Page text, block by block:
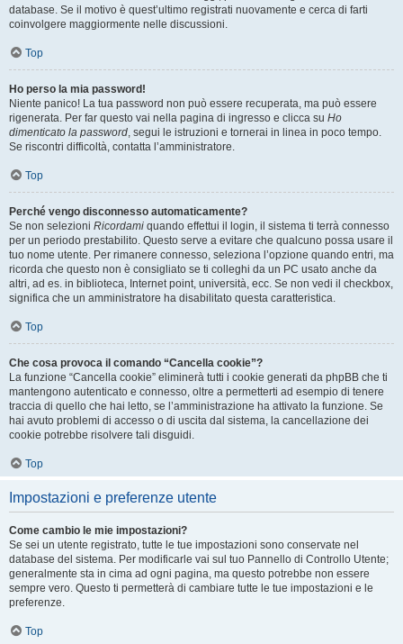
database. Se il motivo è quest’ultimo registrati nuovamente e cerca di farti
coinvolgere maggiormente nelle discussioni.
Top
Ho perso la mia password!
Niente panico! La tua password non può essere recuperata, ma può essere
rigenerata. Per far questo vai nella pagina di ingresso e clicca su Ho
dimenticato la password, segui le istruzioni e tornerai in linea in poco tempo.
Se riscontri difficoltà, contatta l’amministratore.
Top
Perché vengo disconnesso automaticamente?
Se non selezioni Ricordami quando effettui il login, il sistema ti terrà connesso
per un periodo prestabilito. Questo serve a evitare che qualcuno possa usare il
tuo nome utente. Per rimanere connesso, seleziona l’opzione quando entri, ma
ricorda che questo non è consigliato se ti colleghi da un PC usato anche da
altri, ad es. in biblioteca, Internet point, università, ecc. Se non vedi il checkbox,
significa che un amministratore ha disabilitato questa caratteristica.
Top
Che cosa provoca il comando “Cancella cookie”?
La funzione “Cancella cookie” eliminerà tutti i cookie generati da phpBB che ti
mantengono autenticato e connesso, oltre a permetterti ad esempio di tenere
traccia di quello che hai letto, se l’amministrazione ha attivato la funzione. Se
hai avuto problemi di accesso o di uscita dal sistema, la cancellazione dei
cookie potrebbe risolvere tali disguidi.
Top
Impostazioni e preferenze utente
Come cambio le mie impostazioni?
Se sei un utente registrato, tutte le tue impostazioni sono conservate nel
database del sistema. Per modificarle vai sul tuo Pannello di Controllo Utente;
generalmente sta in cima ad ogni pagina, ma questo potrebbe non essere
sempre vero. Questo ti permetterà di cambiare tutte le tue impostazioni e le
preferenze.
Top